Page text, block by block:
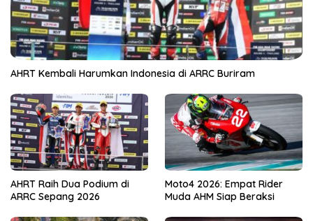
AHRT Kembali Harumkan Indonesia di ARRC Buriram
AHRT Raih Dua Podium di
ARRC Sepang 2026
Moto4 2026: Empat Rider
Muda AHM Siap Beraksi